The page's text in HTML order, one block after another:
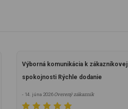
Výborná komunikácia k zákazníkovej
spokojnosti Rýchle dodanie
- 14. júna 2026Overený zákazník